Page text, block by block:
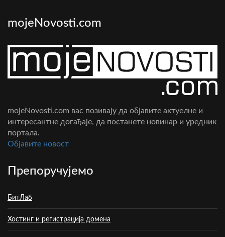
mojeNovosti.com
mojeNovosti.com вас позивају да објавите актуелне и
интересантне догађаје, да постанете новинар и уредник
портала.
Oбјавите новост
Препоручујемо
БитЛаб
Хостинг и регистрација домена